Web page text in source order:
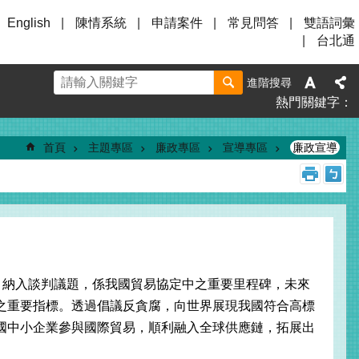
English 陳情系統 申請案件 常見問答
雙語詞彙
台北通
進階搜尋
熱門關鍵字
首頁 主題專區 廉政專區 宣導專區 廉政宣導
入談判議題，係我國貿易協定中之重要里程碑，未來
要指標。透過倡議反貪腐，向世界展現我國符合高標
小企業參與國際貿易，順利融入全球供應鏈，拓展出